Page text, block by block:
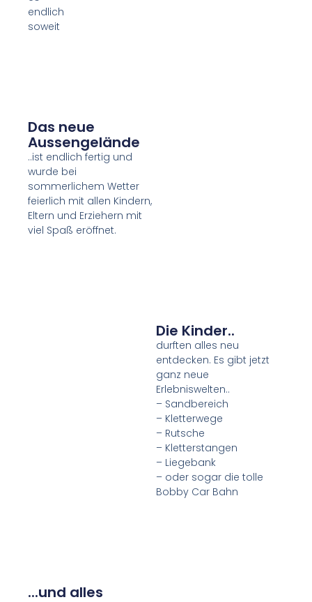
endlich
soweit
Das neue
Aussengelände
..ist endlich fertig und
wurde bei
sommerlichem Wetter
feierlich mit allen Kindern,
Eltern und Erziehern mit
viel Spaß eröffnet.
Die Kinder..
durften alles neu
entdecken. Es gibt jetzt
ganz neue
Erlebniswelten..
– Sandbereich
– Kletterwege
– Rutsche
– Kletterstangen
– Liegebank
– oder sogar die tolle
Bobby Car Bahn
...und alles